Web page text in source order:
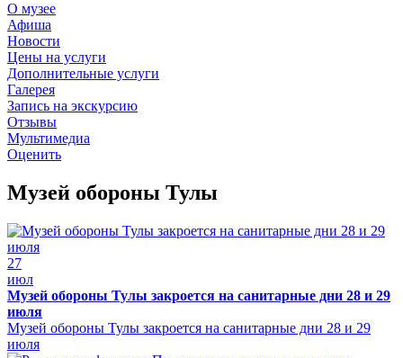
О музее
Афиша
Новости
Цены на услуги
Дополнительные услуги
Галерея
Запись на экскурсию
Отзывы
Мультимедиа
Оценить
Музей обороны Тулы
27
июл
Музей обороны Тулы закроется на санитарные дни 28 и 29
июля
Музей обороны Тулы закроется на санитарные дни 28 и 29
июля